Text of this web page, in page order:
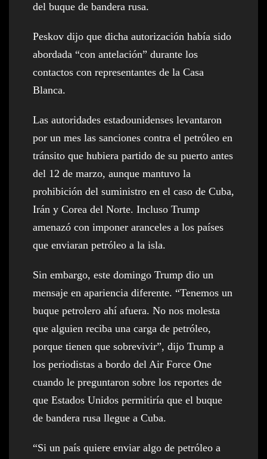
del buque de bandera rusa.
Peskov dijo que dicha autorización había sido
abordada “con antelación” durante los
contactos con representantes de la Casa
Blanca.
Las autoridades estadounidenses levantaron
por un mes las sanciones contra el petróleo en
tránsito que hubiera partido de su puerto antes
del 12 de marzo, aunque mantuvo la
prohibición del suministro en el caso de Cuba,
Irán y Corea del Norte. Incluso Trump
amenazó con imponer aranceles a los países
que enviaran petróleo a la isla.
Sin embargo, este domingo Trump dio un
mensaje en apariencia diferente. “Tenemos un
buque petrolero ahí afuera. No nos molesta
que alguien reciba una carga de petróleo,
porque tienen que sobrevivir”, dijo Trump a
los periodistas a bordo del Air Force One
cuando le preguntaron sobre los reportes de
que Estados Unidos permitiría que el buque
de bandera rusa llegue a Cuba.
“Si un país quiere enviar algo de petróleo a